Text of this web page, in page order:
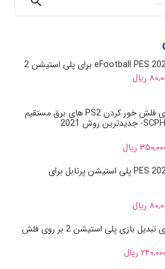
ریال.
ریالCurrent
is:
۸۰,۰۰۰ ریال.
آموزش تصویری فلش خور کردن PS2 های برق مستقیم
ریالCurrent
price
is:
بازی فوتبال PES 2021 پلی استیشن پرتابل برای
ریال.
ریالCurrent
price
is:
۸۰,۰۰۰ ریال.
بازی پلی استیشن 2 بر روی فلش
ریالCurrent